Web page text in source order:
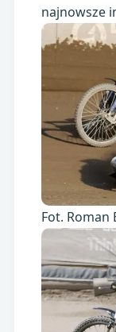
najnowsze
Fot. Roman